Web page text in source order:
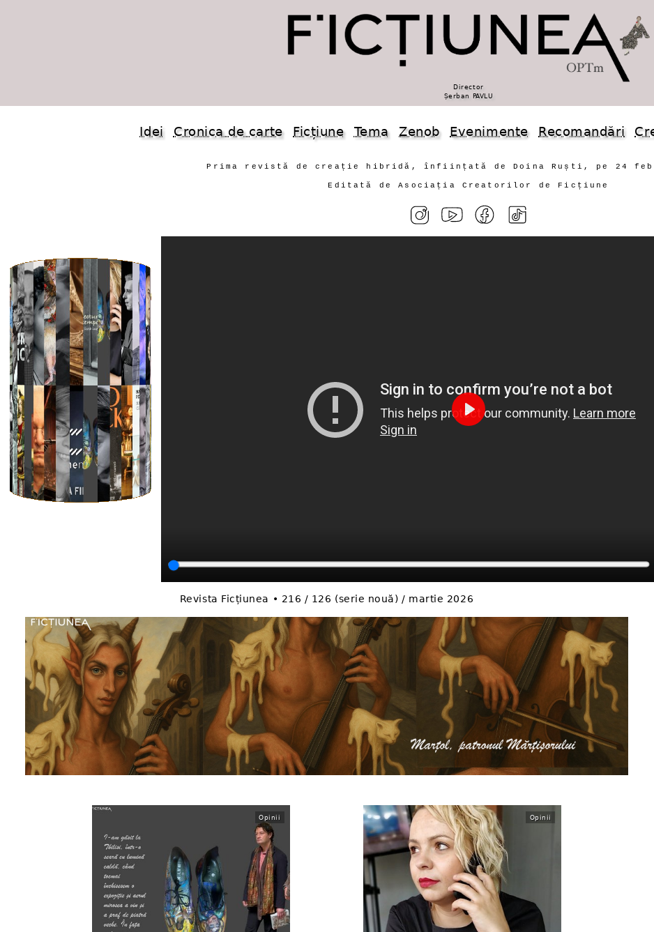
Director
Șerban PAVLU
Idei Cronica de carte Ficțiune Tema Zenob Evenimente Recomandări
Prima revistă de creație hibridă, înființată de Doina Ruști, pe 24
Editată de Asociația Creatorilor de Ficțiune
Play
Revista Ficțiunea • 216 / 126 (serie nouă) / martie 2026
Opinii Opinii